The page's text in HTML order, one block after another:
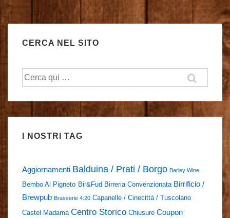
CERCA NEL SITO
Cerca:
I NOSTRI TAG
Aggiornamenti Balduina / Prati / Borgo Barley Wine
Bembo Al Pigneto Bir&Fud Birreria Convenzionata Birrificio /
Brewpub Brasserie 4:20 Capanelle / Cinecittà / Tuscolano
Castel Madama Centro Storico Chiusure Coupon